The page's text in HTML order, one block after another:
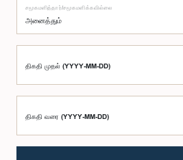
சமூகமளித்தார்/சமூகமளிக்கவில்லை
திகதி முதல் (YYYY-MM-DD)
திகதி வரை (YYYY-MM-DD)